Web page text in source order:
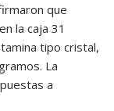
que
la caja 31
tipo cristal,
La
a